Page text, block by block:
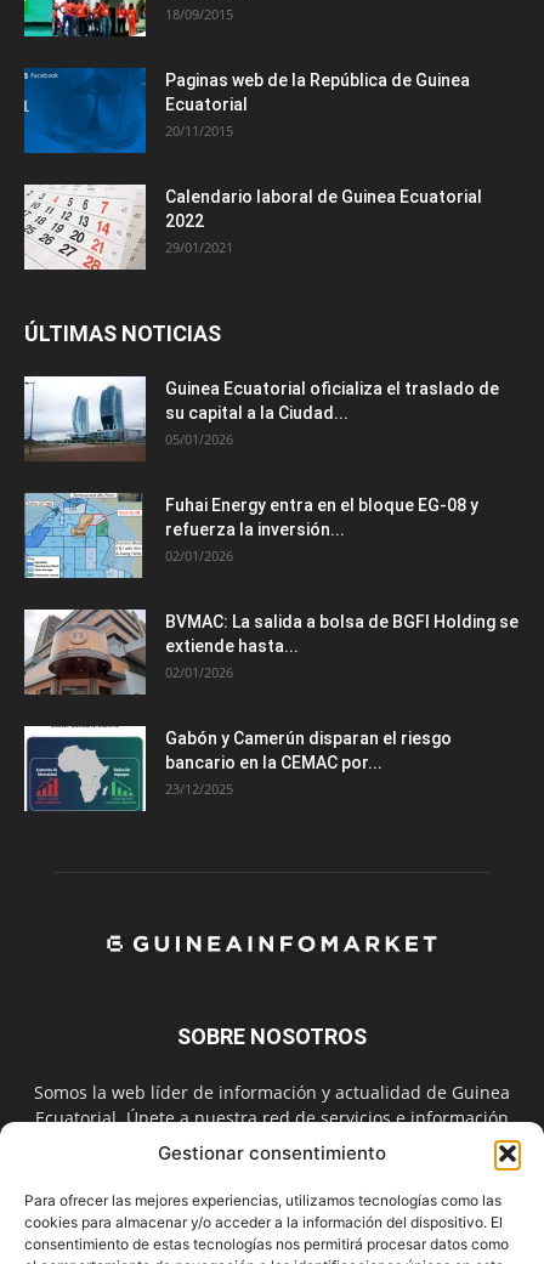
Gestionar consentimiento
Para ofrecer las mejores experiencias, utilizamos tecnologías como las
cookies para almacenar y/o acceder a la información del dispositivo. El
consentimiento de estas tecnologías nos permitirá procesar datos como
18/09/2015
Paginas web de la República de Guinea
Ecuatorial
20/11/2015
Calendario laboral de Guinea Ecuatorial
2022
29/01/2021
ÚLTIMAS NOTICIAS
Guinea Ecuatorial oficializa el traslado de
su capital a la Ciudad...
05/01/2026
Fuhai Energy entra en el bloque EG-08 y
refuerza la inversión...
02/01/2026
BVMAC: La salida a bolsa de BGFI Holding se
extiende hasta...
02/01/2026
Gabón y Camerún disparan el riesgo
bancario en la CEMAC por...
23/12/2025
SOBRE NOSOTROS
Somos la web líder de información y actualidad de Guinea
Ecuatorial. Únete a nuestra red de servicios e información
digital también en las redes sociales.
Contáctanos:info@guineainfomarket.com